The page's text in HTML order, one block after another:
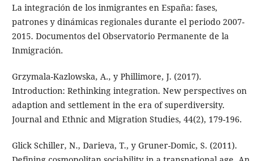
La integración de los inmigrantes en España: fases,
patrones y dinámicas regionales durante el periodo 2007-
2015. Documentos del Observatorio Permanente de la
Inmigración.
Grzymala-Kazlowska, A., y Phillimore, J. (2017).
Introduction: Rethinking integration. New perspectives on
adaption and settlement in the era of superdiversity.
Journal and Ethnic and Migration Studies, 44(2), 179-196.
Glick Schiller, N., Darieva, T., y Gruner-Domic, S. (2011).